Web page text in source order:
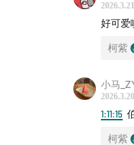
2026.3.21
好可爱
柯紫
小马
2026.3.20
1:11:15
柯紫